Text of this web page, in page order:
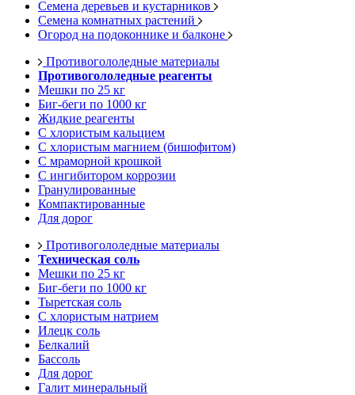
Семена деревьев и кустарников
Семена комнатных растений
Огород на подоконнике и балконе
Противогололедные материалы
Противогололедные реагенты
Мешки по 25 кг
Биг-беги по 1000 кг
Жидкие реагенты
С хлористым кальцием
С хлористым магнием (бишофитом)
С мраморной крошкой
С ингибитором коррозии
Гранулированные
Компактированные
Для дорог
Противогололедные материалы
Техническая соль
Мешки по 25 кг
Биг-беги по 1000 кг
Тыретская соль
С хлористым натрием
Илецк соль
Белкалий
Бассоль
Для дорог
Галит минеральный